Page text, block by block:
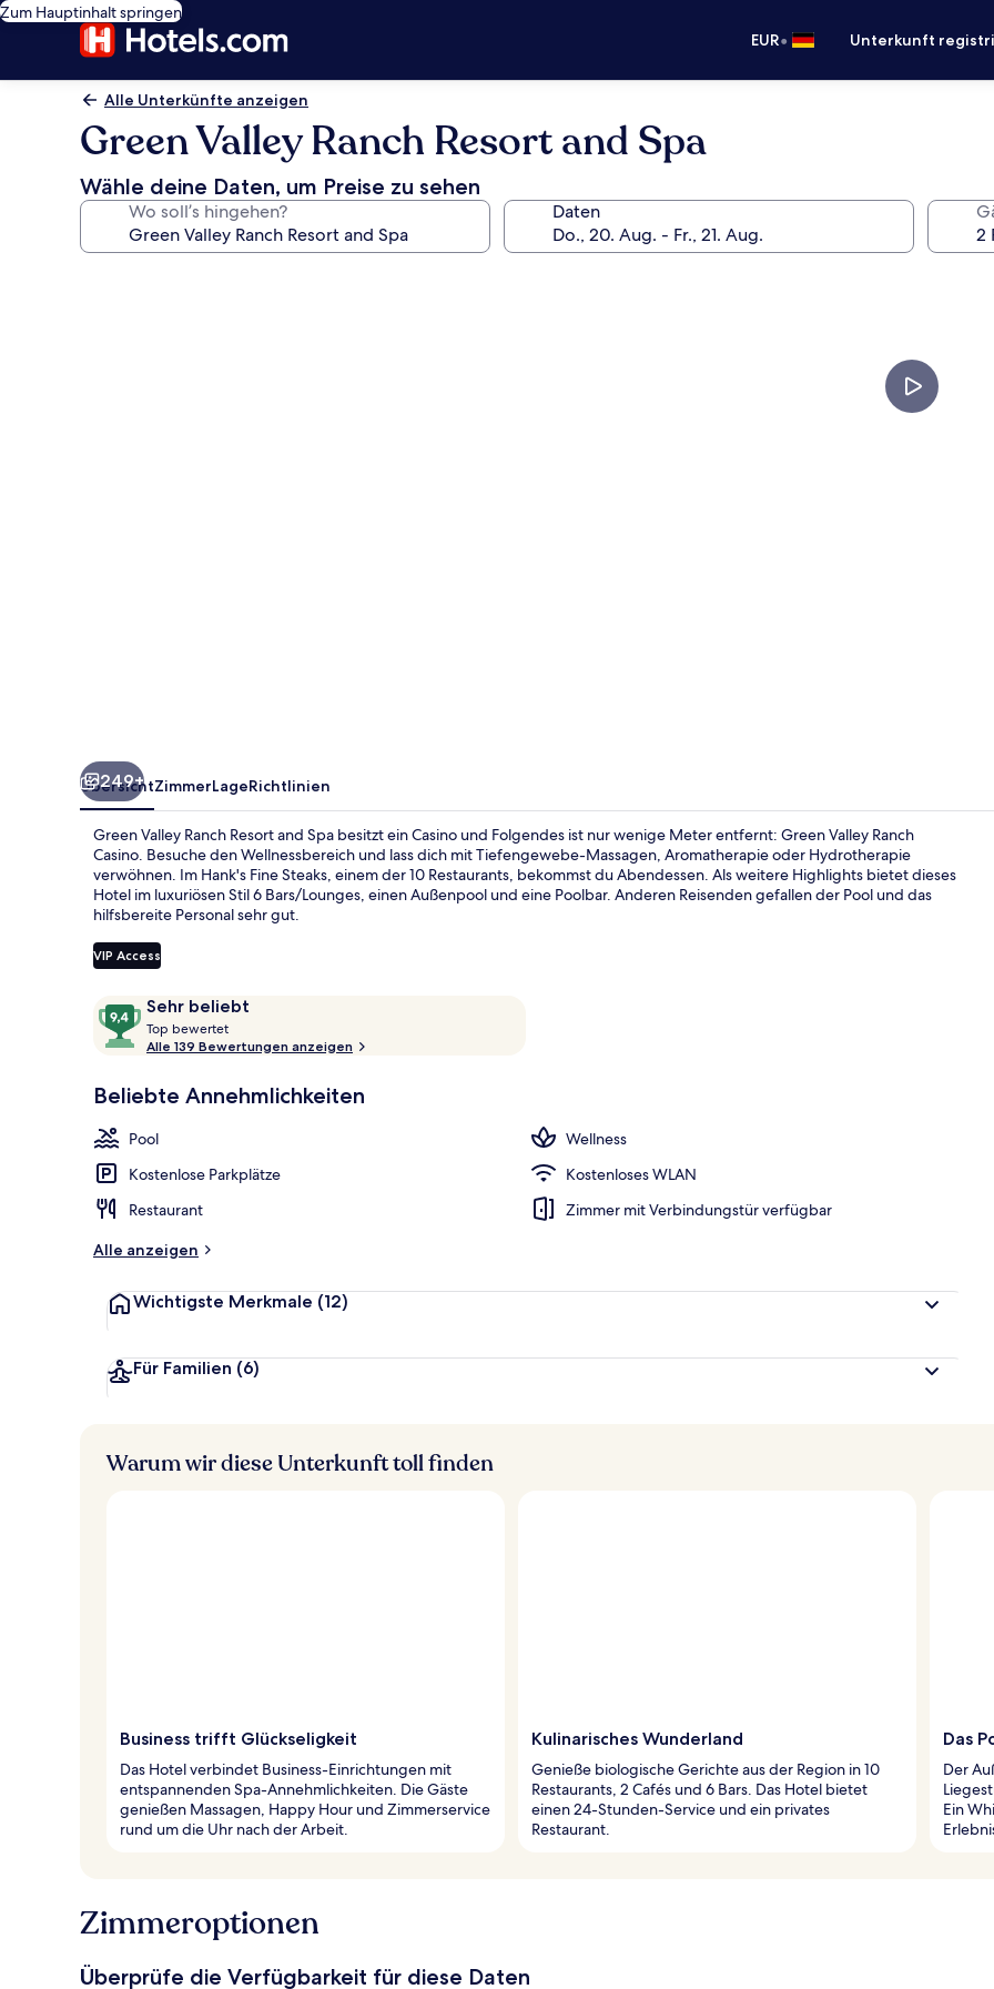
Zum Hauptinhalt springen
EUR• Unterkunft
Alle Unterkünfte anzeigen
Green Valley Ranch Resort and Spa
Wähle deine Daten, um Preise zu sehen
Wo soll’s hingehen? Daten
Luxury
249+
ÜbersichtZimmerLageRichtlinien
Green Valley Ranch Resort and Spa besitzt ein Casino und Folgendes ist nur wenige Meter entfernt: Green Valley Ranch
Casino. Besuche den Wellnessbereich und lass dich mit Tiefengewebe-Massagen, Aromatherapie oder Hydrotherapie
verwöhnen. Im Hank's Fine Steaks, einem der 10 Restaurants, bekommst du Abendessen. Als weitere Highlights bietet dieses
Hotel im luxuriösen Stil 6 Bars/Lounges, einen Außenpool und eine Poolbar. Anderen Reisenden gefallen der Pool und das
hilfsbereite Personal sehr gut.
VIP Access
Bewertungen
Sehr beliebt
9,4
von
10,
beliebt
Top bewertet
o
b
e
r
Alle 139 Bewertungen anzeigen
Beliebte Annehmlichkeiten
Pool
Wellness
Kostenlose Parkplätze
Kostenloses WLAN
Restaurant
Zimmer mit Verbindungstür verfügbar
Alle anzeigen
Wichtigste Merkmale (12)
Für Familien (6)
Warum wir diese Unterkunft toll finden
Business trifft Glückseligkeit
Das Hotel verbindet Business-Einrichtungen mit
entspannenden Spa-Annehmlichkeiten. Die Gäste
genießen Massagen, Happy Hour und Zimmerservice
rund um die Uhr nach der Arbeit.
Kulinarisches Wunderland
Genieße biologische Gerichte aus der Region in 10
Restaurants, 2 Cafés und 6 Bars. Das Hotel bietet
einen 24-Stunden-Service und ein privates
Restaurant.
Das
Der
Ein
Zimmeroptionen
Überprüfe die Verfügbarkeit für diese Daten